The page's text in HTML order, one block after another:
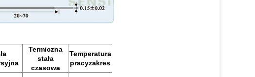
Termiczna
stała
czasowa
Temperatura
pracyzakres